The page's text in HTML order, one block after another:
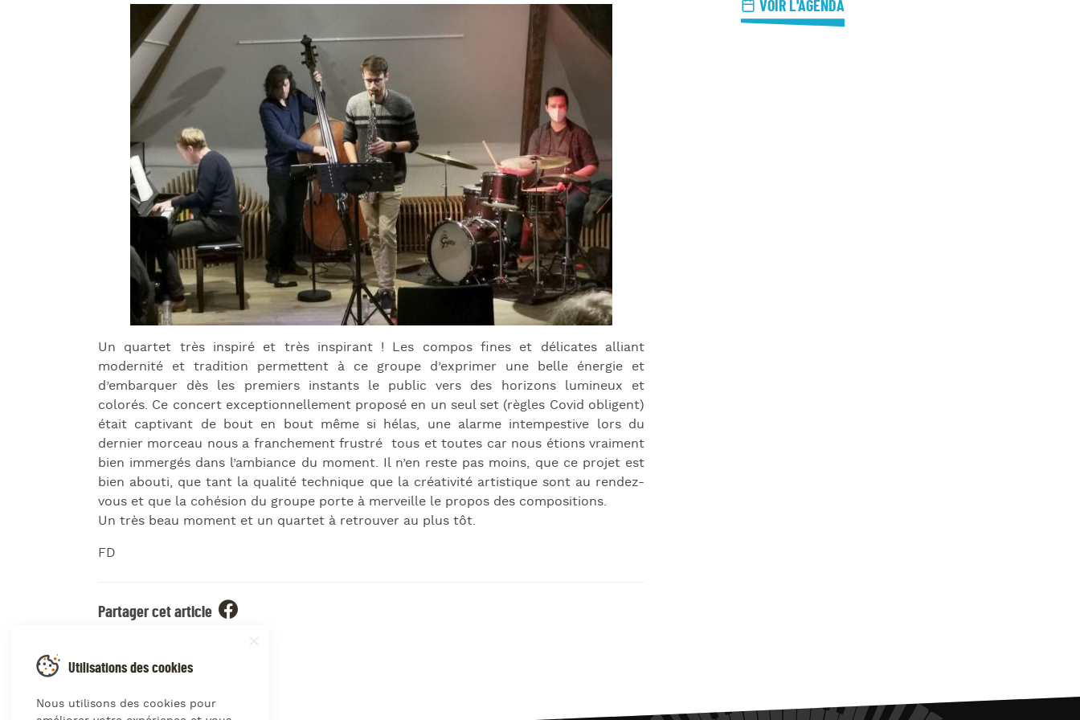
Jazz Nights
Un quartet très inspiré et très inspirant ! Les compos fines et délicates alliant
modernité et tradition permettent à ce groupe d’exprimer une belle énergie et
d’embarquer dès les premiers instants le public vers des horizons lumineux et
colorés. Ce concert exceptionnellement proposé en un seul set (règles Covid obligent)
était captivant de bout en bout même si hélas, une alarme intempestive lors du
dernier morceau nous a franchement frustré tous et toutes car nous étions vraiment
bien immergés dans l’ambiance du moment. Il n’en reste pas moins, que ce projet est
bien abouti, que tant la qualité technique que la créativité artistique sont au rendez-
vous et que la cohésion du groupe porte à merveille le propos des compositions.
Un très beau moment et un quartet à retrouver au plus tôt.
FD
Partager cet article
VOIR L'AGENDA
Utilisations des cookies
Nous utilisons des cookies pour